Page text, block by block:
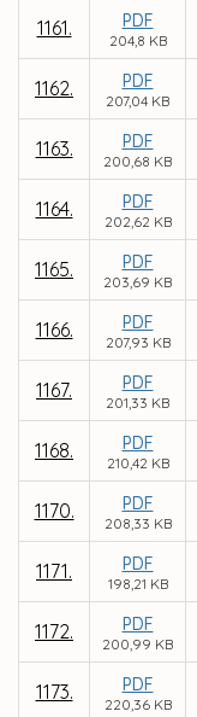
1161. PDF
204,8 KB
1162. PDF
207,04 KB
1163. PDF
200,68 KB
1164. PDF
202,62 KB
1165. PDF
203,69 KB
1166. PDF
207,93 KB
1167. PDF
201,33 KB
1168. PDF
210,42 KB
1170. PDF
208,33 KB
1171. PDF
198,21 KB
1172. PDF
200,99 KB
1173. PDF
220,36 KB